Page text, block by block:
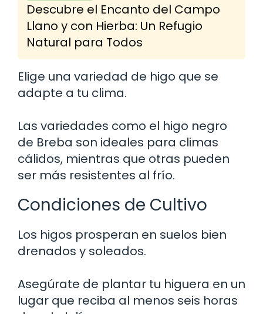
Descubre el Encanto del Campo
Llano y con Hierba: Un Refugio
Natural para Todos
Elige una variedad de higo que se
adapte a tu clima.
Las variedades como el higo negro
de Breba son ideales para climas
cálidos, mientras que otras pueden
ser más resistentes al frío.
Condiciones de Cultivo
Los higos prosperan en suelos bien
drenados y soleados.
Asegúrate de plantar tu higuera en un
lugar que reciba al menos seis horas